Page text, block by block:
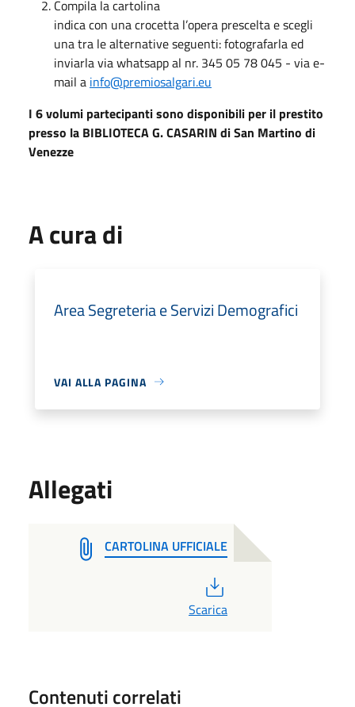
Compila la cartolina
indica con una crocetta l’opera prescelta e scegli
una tra le alternative seguenti: fotografarla ed
inviarla via whatsapp al nr. 345 05 78 045 - via e-
mail a info@premiosalgari.eu
I 6 volumi partecipanti sono disponibili per il prestito
presso la BIBLIOTECA G. CASARIN di San Martino di
Venezze
A cura di
Area Segreteria e Servizi Demografici
VAI ALLA PAGINA
Allegati
CARTOLINA UFFICIALE
Scarica
Contenuti correlati